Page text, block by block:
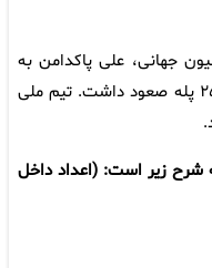
جهانی، علی پاکدامن به
رده ۴۱ جهان رسید و محمد فتوحی هم ۲۵ پله صعود داشت. تیم ملی
شرح زیر است: (اعداد داخل